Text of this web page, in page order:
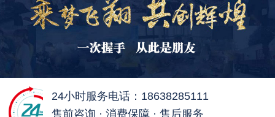
24小时服务电话：18638285111
售前咨询 · 消费保障 · 售后服务